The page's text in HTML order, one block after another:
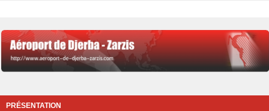
PRÉSENTATION